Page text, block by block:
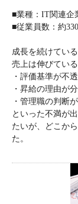
■業種：IT関連企
■従業員数：約
成長を続けてい
売上は伸びてい
・評価基準が不
・昇給の理由が
・管理職の判断
といった不満が
たいが、どこか
た。